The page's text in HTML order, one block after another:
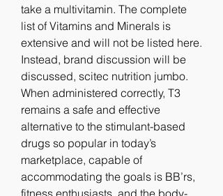
take a multivitamin. The complete
list of Vitamins and Minerals is
extensive and will not be listed here.
Instead, brand discussion will be
discussed, scitec nutrition jumbo.
When administered correctly, T3
remains a safe and effective
alternative to the stimulant-based
drugs so popular in today’s
marketplace, capable of
accommodating the goals is BB’rs,
fitness enthusiasts, and the body-